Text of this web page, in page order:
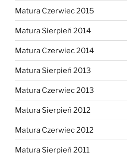
Matura Czerwiec 2015
Matura Sierpień 2014
Matura Czerwiec 2014
Matura Sierpień 2013
Matura Czerwiec 2013
Matura Sierpień 2012
Matura Czerwiec 2012
Matura Sierpień 2011